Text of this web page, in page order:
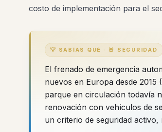
costo de implementación para el
💡 SABÍAS QUÉ · 🚨 SEGURIDAD
El frenado de emergencia
nuevos en Europa desde
parque en circulación todavía
renovación con vehículos de
un criterio de seguridad